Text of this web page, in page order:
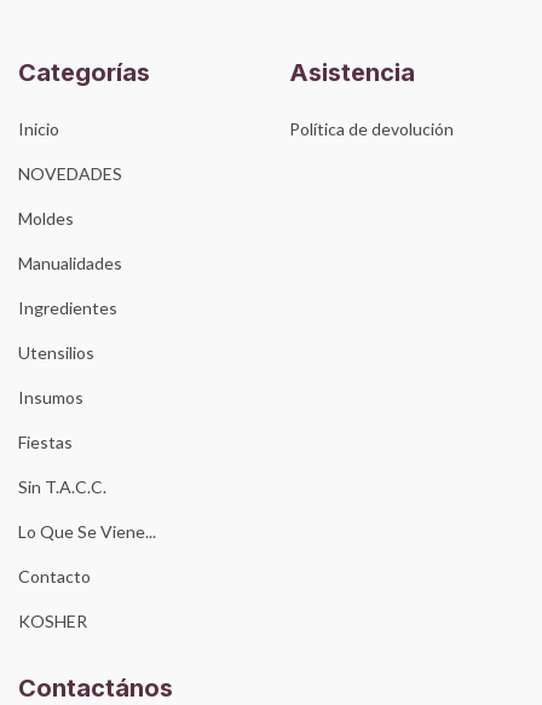
Categorías
Inicio
NOVEDADES
Moldes
Manualidades
Ingredientes
Utensilios
Insumos
Fiestas
Sin T.A.C.C.
Lo Que Se Viene...
Contacto
KOSHER
Asistencia
Política de devolución
Contactános